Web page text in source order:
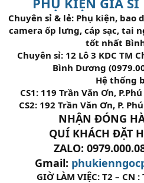
Chuyên sỉ & lẻ: Phụ kiện, bao
camera ốp lưng, cáp sạc, tai
tốt nhất
Chuyên sỉ: 12 Lô 3 KDC TM
Bình Dương
Hệ thống
CS1: 119 Trần Văn Ơn,
CS2: 192 Trần Văn Ơn, P.
NHẬN ĐÓNG
QUÍ KHÁCH ĐẶT
ZALO:
Gmail:
GIỜ LÀM VIỆC: T2 – CN